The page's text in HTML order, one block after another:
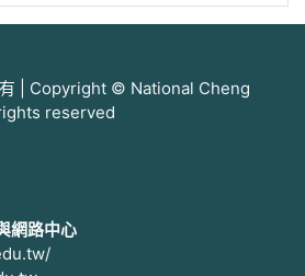
| Copyright © National Cheng
reserved
網路中心